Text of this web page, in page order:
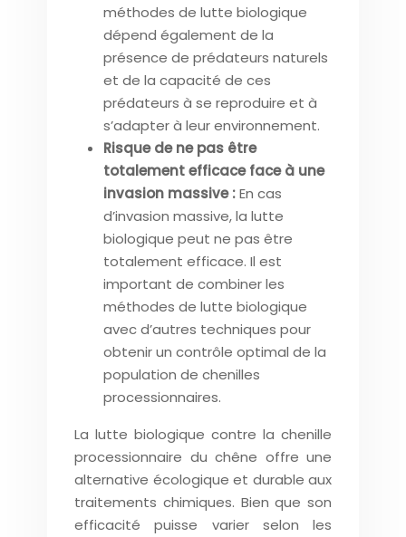
méthodes de lutte biologique
dépend également de la
présence de prédateurs naturels
et de la capacité de ces
prédateurs à se reproduire et à
s’adapter à leur environnement.
Risque de ne pas être
totalement efficace face à une
invasion massive :En cas
d’invasion massive, la lutte
biologique peut ne pas être
totalement efficace. Il est
important de combiner les
méthodes de lutte biologique
avec d’autres techniques pour
obtenir un contrôle optimal de la
population de chenilles
processionnaires.
La lutte biologique contre la chenille
processionnaire du chêne offre une
alternative écologique et durable aux
traitements chimiques. Bien que son
efficacité puisse varier selon les